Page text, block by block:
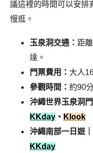
議這裡的時間可以安排
慢逛。
玉泉洞交通： 距
達。
門票費用： 大人
參觀時間： 約90
沖繩世界玉泉洞
KKday 、 Klook
沖繩南部一日遊
KKday